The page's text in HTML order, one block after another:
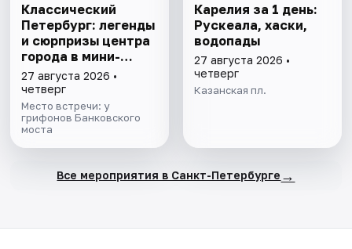
Классический
Петербург: легенды
и сюрпризы центра
города в мини-
группе
27 августа 2026 •
четверг
Место встречи: у
грифонов Банковского
моста
Карелия за 1 день:
Рускеала, хаски,
водопады
27 августа 2026 •
четверг
Казанская пл.
Все мероприятия в Санкт-Петербурге →